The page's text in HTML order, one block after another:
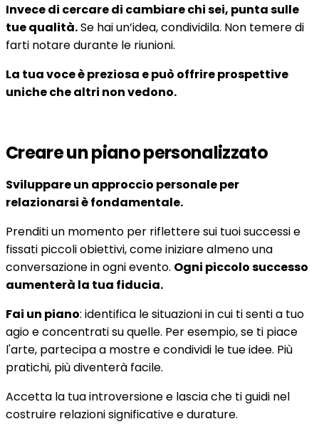
Invece di cercare di cambiare chi sei, punta sulle
tue qualità.Se hai un’idea, condividila. Non temere di
farti notare durante le riunioni.
La tua voce è preziosa e può offrire prospettive
uniche che altri non vedono.
Creare un piano personalizzato
Sviluppare un approccio personale per
relazionarsi è fondamentale.
Prenditi un momento per riflettere sui tuoi successi e
fissati piccoli obiettivi, come iniziare almeno una
conversazione in ogni evento. Ogni piccolo successo
aumenterà la tua fiducia.
Fai un piano: identifica le situazioni in cui ti senti a tuo
agio e concentrati su quelle. Per esempio, se ti piace
l'arte, partecipa a mostre e condividi le tue idee. Più
pratichi, più diventerà facile.
Accetta la tua introversione e lascia che ti guidi nel
costruire relazioni significative e durature.